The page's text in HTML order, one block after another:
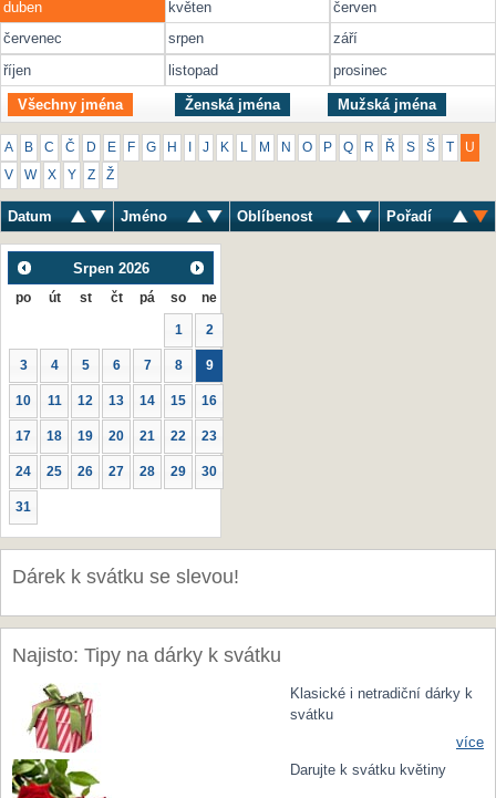
duben
květen
červen
červenec
srpen
září
říjen
listopad prosinec
Všechny jména Ženská jména Mužská jména
A B C Č D E F G H J K M N O P Q R Ř S Š U
V W X Y Z Ž
Datum Jméno Oblíbenost Pořadí
Srpen 2026
po út st čt pá so ne
1 2
3 4 5 6 7 8 9
10 11 12 13 14 15 16
17 18 19 20 21 22 23
24 25 26 27 28 29 30
31
Dárek k svátku se slevou!
Najisto: Tipy na dárky k svátku
Klasické i netradiční dárky k
svátku
více
Darujte k svátku květiny